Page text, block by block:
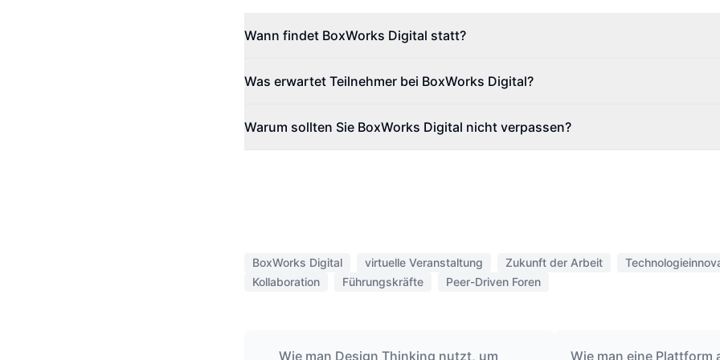
Wann findet BoxWorks Digital statt?
Was erwartet Teilnehmer bei BoxWorks Digital?
Warum sollten Sie BoxWorks Digital nicht verpassen?
BoxWorks Digital virtuelle Veranstaltung Zukunft der Arbeit
Kollaboration
Führungskräfte Peer-Driven Foren
Wie man Design Thinking nutzt, um Wie man eine Plattform